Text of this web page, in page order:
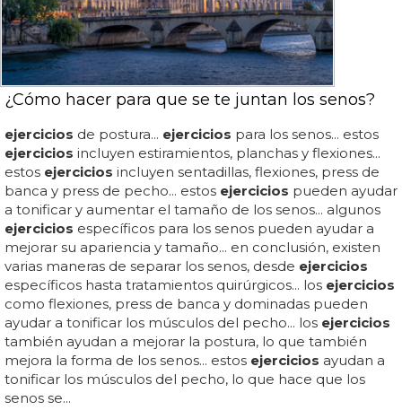
¿Cómo hacer para que se te juntan los senos?
ejercicios de postura... ejercicios para los senos... estos
ejercicios incluyen estiramientos, planchas y flexiones...
estos ejercicios incluyen sentadillas, flexiones, press de
banca y press de pecho... estos ejercicios pueden ayudar
a tonificar y aumentar el tamaño de los senos... algunos
ejercicios específicos para los senos pueden ayudar a
mejorar su apariencia y tamaño... en conclusión, existen
varias maneras de separar los senos, desde ejercicios
específicos hasta tratamientos quirúrgicos... los ejercicios
como flexiones, press de banca y dominadas pueden
ayudar a tonificar los músculos del pecho... los ejercicios
también ayudan a mejorar la postura, lo que también
mejora la forma de los senos... estos ejercicios ayudan a
tonificar los músculos del pecho, lo que hace que los
senos se...